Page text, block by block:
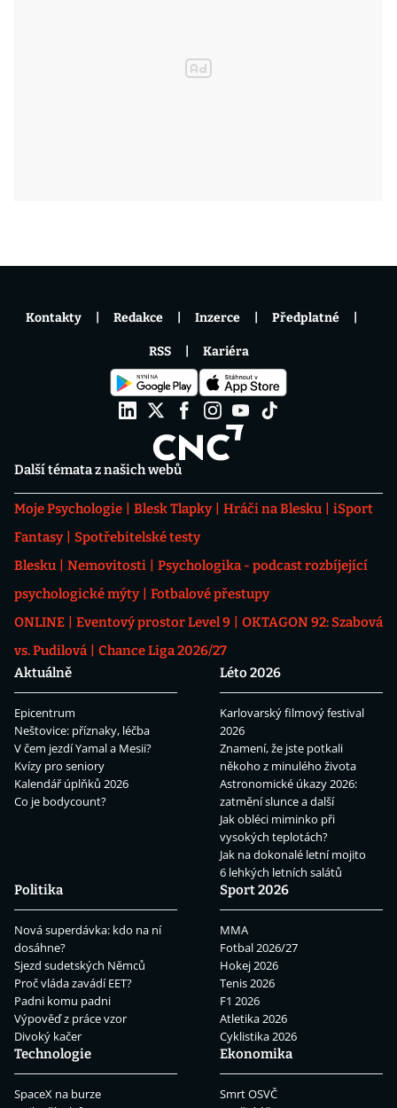
Další témata z našich webů
Moje Psychologie Blesk Tlapky Hráči na Blesku
iSport
Fantasy
Spotřebitelské testy
Blesku
Nemovitosti
Psychologika - podcast rozbíjející
psychologické mýty
Fotbalové přestupy
ONLINE
Eventový prostor Level 9
OKTAGON 92: Szabová
vs. Pudilová
Chance Liga 2026/27
Aktuálně
Epicentrum
Neštovice: příznaky, léčba
V čem jezdí Yamal a Mesii?
Kvízy pro seniory
Kalendář úplňků 2026
Co je bodycount?
Léto 2026
Karlovarský filmový festival
2026
Znamení, že jste potkali
někoho z minulého života
Astronomické úkazy 2026:
zatmění slunce a další
Jak obléci miminko při
vysokých teplotách?
Jak na dokonalé letní mojito
6 lehkých letních salátů
Politika
Nová superdávka: kdo na ní
dosáhne?
Sjezd sudetských Němců
Proč vláda zavádí EET?
Padni komu padni
Výpověď z práce vzor
Divoký kačer
Sport 2026
MMA
Fotbal 2026/27
Hokej 2026
Tenis 2026
F1 2026
Atletika 2026
Cyklistika 2026
Technologie
SpaceX na burze
Ekonomika
Smrt OSVČ
Kontakty Redakce Inzerce Předplatné
RSS Kariéra